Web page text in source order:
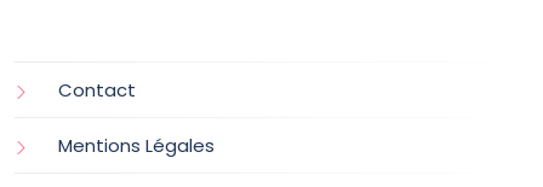
Contact
Mentions Légales